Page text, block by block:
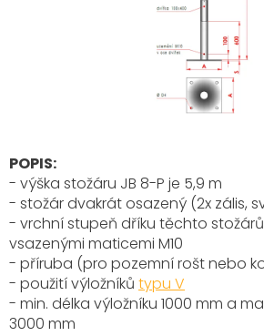
POPIS:
- výška stožáru JB 8-P je 5,9 m
- stožár dvakrát osazený (2x zális,
- vrchní stupeň dříku těchto
vsazenými maticemi M10
- příruba (pro pozemní rošt nebo
- použití výložníků typu V
- min. délka výložníku 1000 mm a
3000 mm